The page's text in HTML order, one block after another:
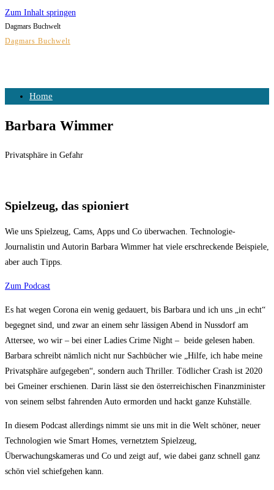
Zum Inhalt springen
Dagmars Buchwelt
Dagmars Buchwelt
Home
Barbara Wimmer
Privatsphäre in Gefahr
Spielzeug, das spioniert
Wie uns Spielzeug, Cams, Apps und Co überwachen. Technologie-
Journalistin und Autorin Barbara Wimmer hat viele erschreckende Beispiele,
aber auch Tipps.
Zum Podcast
Es hat wegen Corona ein wenig gedauert, bis Barbara und ich uns „in echt“
begegnet sind, und zwar an einem sehr lässigen Abend in Nussdorf am
Attersee, wo wir – bei einer Ladies Crime Night – beide gelesen haben.
Barbara schreibt nämlich nicht nur Sachbücher wie „Hilfe, ich habe meine
Privatsphäre aufgegeben“, sondern auch Thriller. Tödlicher Crash ist 2020
bei Gmeiner erschienen. Darin lässt sie den österreichischen Finanzminister
von seinem selbst fahrenden Auto ermorden und hackt ganze Kuhställe.
In diesem Podcast allerdings nimmt sie uns mit in die Welt schöner, neuer
Technologien wie Smart Homes, vernetztem Spielzeug,
Überwachungskameras und Co und zeigt auf, wie dabei ganz schnell ganz
schön viel schiefgehen kann.